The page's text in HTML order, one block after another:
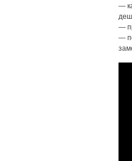
—
—
—